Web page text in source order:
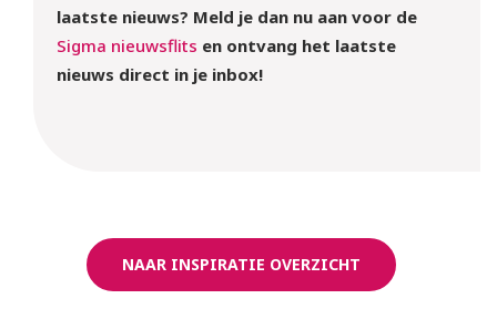
laatste nieuws? Meld je dan nu aan voor de
Sigma nieuwsflits en ontvang het laatste
nieuws direct in je inbox!
NAAR INSPIRATIE OVERZICHT